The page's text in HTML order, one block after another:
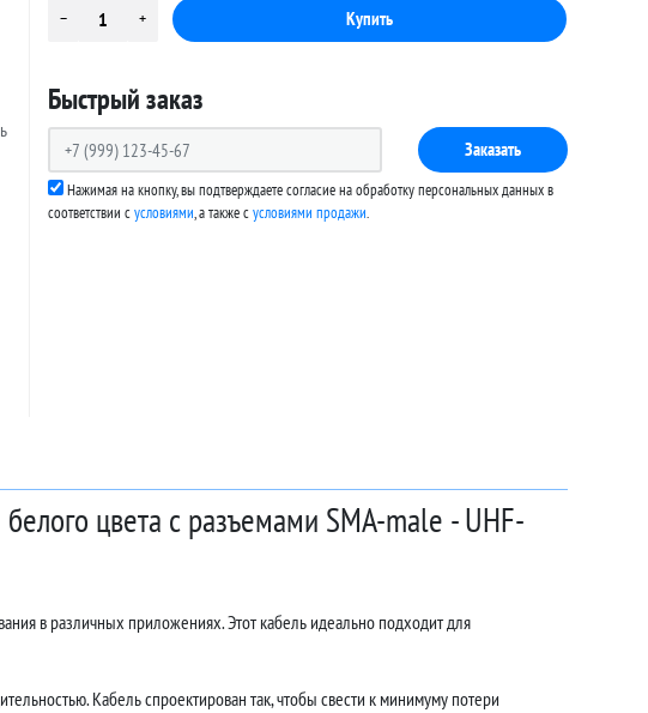
Быстрый заказ
Заказать
Нажимая на кнопку, вы подтверждаете согласие на обработку персональных данных в
соответствии сусловиями, а также cусловиями продажи.
цвета с разъемами SMA-male - UHF-
в различных приложениях. Этот кабель идеально подходит для
Кабель спроектирован так, чтобы свести к минимуму потери